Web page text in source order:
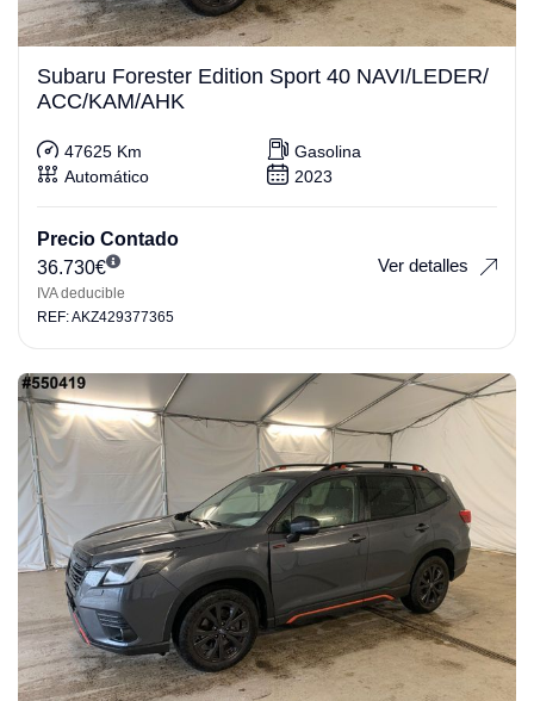
Subaru Forester Edition Sport 40 NAVI/LEDER/
ACC/KAM/AHK
47625 Km
Gasolina
Automático
2023
Precio Contado
36.730€
IVA deducible
Ver detalles
REF: AKZ429377365